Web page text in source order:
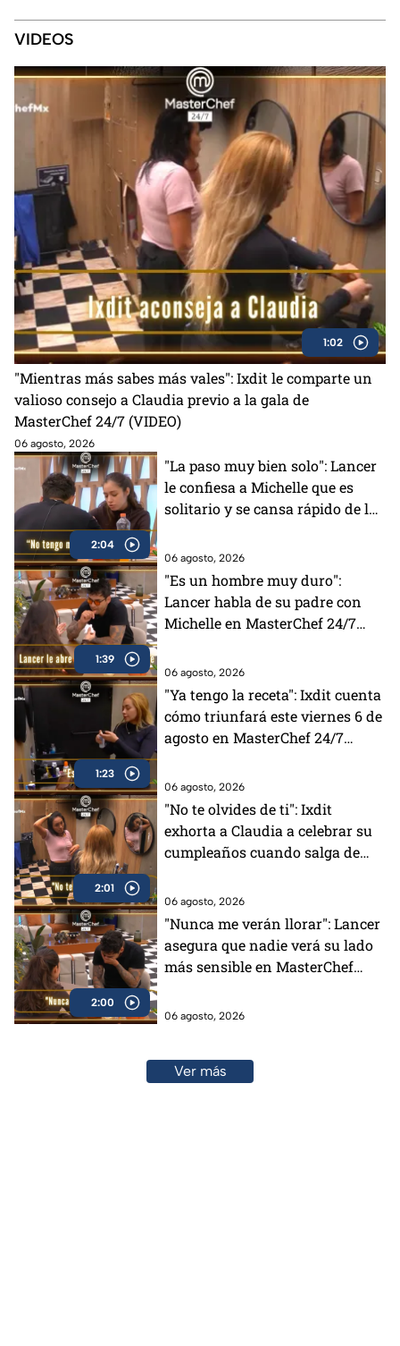
VIDEOS
1:02
"Mientras más sabes más vales": Ixdit le comparte un
valioso consejo a Claudia previo a la gala de
MasterChef 24/7 (VIDEO)
06 agosto, 2026
2:04
"La paso muy bien solo": Lancer
le confiesa a Michelle que es
solitario y se cansa rápido de la
06 agosto, 2026
1:39
"Es un hombre muy duro":
Lancer habla de su padre con
Michelle en MasterChef 24/7
06 agosto, 2026
1:23
"Ya tengo la receta": Ixdit cuenta
cómo triunfará este viernes 6 de
agosto en MasterChef 24/7
06 agosto, 2026
2:01
"No te olvides de ti": Ixdit
exhorta a Claudia a celebrar su
cumpleaños cuando salga de
06 agosto, 2026
2:00
"Nunca me verán llorar": Lancer
asegura que nadie verá su lado
más sensible en MasterChef
06 agosto, 2026
Ver más